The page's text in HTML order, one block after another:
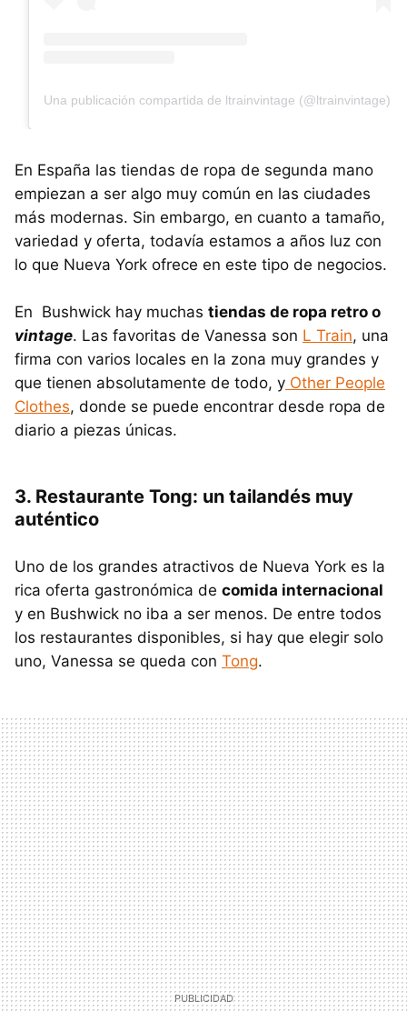
Una publicación compartida de ltrainvintage (@ltrainvintage)
En España las tiendas de ropa de segunda mano
empiezan a ser algo muy común en las ciudades
más modernas. Sin embargo, en cuanto a tamaño,
variedad y oferta, todavía estamos a años luz con
lo que Nueva York ofrece en este tipo de negocios.
En Bushwick hay muchas tiendas de ropa retro o
vintage. Las favoritas de Vanessa son L Train, una
firma con varios locales en la zona muy grandes y
que tienen absolutamente de todo, y Other People
Clothes, donde se puede encontrar desde ropa de
diario a piezas únicas.
3. Restaurante Tong: un tailandés muy
auténtico
Uno de los grandes atractivos de Nueva York es la
rica oferta gastronómica de comida internacional
y en Bushwick no iba a ser menos. De entre todos
los restaurantes disponibles, si hay que elegir solo
uno, Vanessa se queda con Tong.